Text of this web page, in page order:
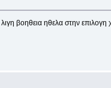
βοηθεια ηθελα στην επιλογη